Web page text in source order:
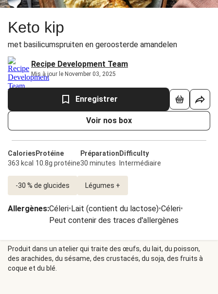
Keto kip
met basilicumspruiten en geroosterde amandelen
Recipe Development Team
Mis à jour le November 03, 2025
Enregistrer
Voir nos box
Calories
363 kcal
Protéine
10.8g protéine
Préparation
30 minutes
Difficulty
Intermédiaire
-30 % de glucides Légumes +
Allergènes:Céleri•Lait (contient du lactose)•Céleri•
Peut contenir des traces d'allergènes
Produit dans un atelier qui traite des œufs, du lait, du poisson,
des arachides, du sésame, des crustacés, du soja, des fruits à
coque et du blé.